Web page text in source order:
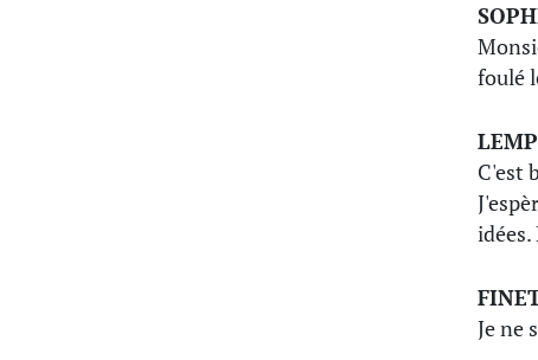
foulé
C'est
idées.
Je ne